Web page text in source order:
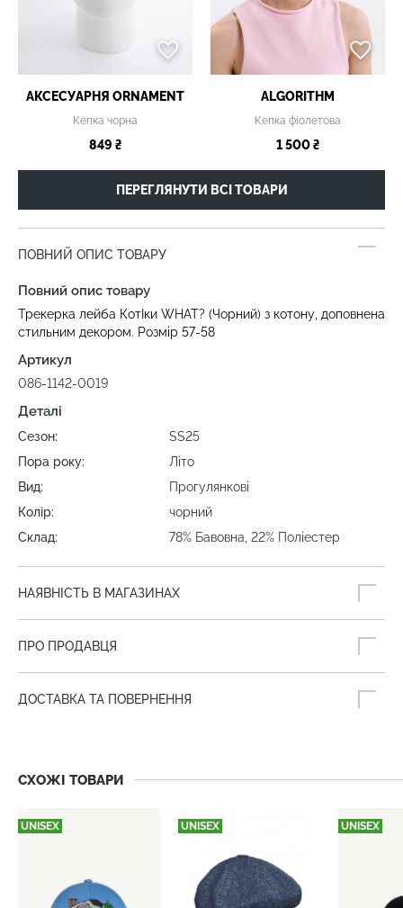
АКСЕСУАРНЯ ОRNAMENT
Кепка чорна
849 ₴
ALGORITHM
Кепка фіолетова
1 500 ₴
ПЕРЕГЛЯНУТИ ВСІ ТОВАРИ
ПОВНИЙ ОПИС ТОВАРУ
Повний опис товару
Трекерка лейба КотІки WHAT? (Чорний) з котону, доповнена
стильним декором. Розмір 57-58
Артикул
086-1142-0019
Деталі
Сезон:
SS25
Пора року:
Літо
Вид:
Прогулянкові
Колір:
чорний
Склад:
78% Бавовна, 22% Поліестер
НАЯВНІСТЬ В МАГАЗИНАХ
ПРО ПРОДАВЦЯ
ДОСТАВКА ТА ПОВЕРНЕННЯ
СХОЖІ ТОВАРИ
UNISEX UNISEX UNISEX